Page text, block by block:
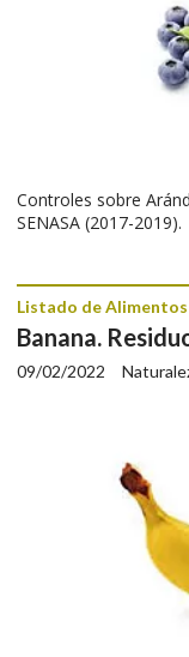
Controles sobre
SENASA (2017-2019).
Banana.
Listado de
09/02/2022